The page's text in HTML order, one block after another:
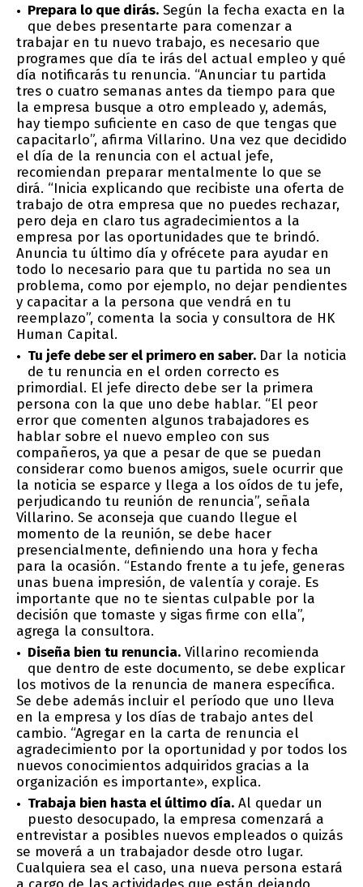
Prepara lo que dirás. Según la fecha exacta en la
que debes presentarte para comenzar a
trabajar en tu nuevo trabajo, es necesario que
programes que día te irás del actual empleo y qué
día notificarás tu renuncia. “Anunciar tu partida
tres o cuatro semanas antes da tiempo para que
la empresa busque a otro empleado y, además,
hay tiempo suficiente en caso de que tengas que
capacitarlo”, afirma Villarino. Una vez que decidido
el día de la renuncia con el actual jefe,
recomiendan preparar mentalmente lo que se
dirá. “Inicia explicando que recibiste una oferta de
trabajo de otra empresa que no puedes rechazar,
pero deja en claro tus agradecimientos a la
empresa por las oportunidades que te brindó.
Anuncia tu último día y ofrécete para ayudar en
todo lo necesario para que tu partida no sea un
problema, como por ejemplo, no dejar pendientes
y capacitar a la persona que vendrá en tu
reemplazo”, comenta la socia y consultora de HK
Human Capital.
Tu jefe debe ser el primero en saber. Dar la noticia
de tu renuncia en el orden correcto es
primordial. El jefe directo debe ser la primera
persona con la que uno debe hablar. “El peor
error que comenten algunos trabajadores es
hablar sobre el nuevo empleo con sus
compañeros, ya que a pesar de que se puedan
considerar como buenos amigos, suele ocurrir que
la noticia se esparce y llega a los oídos de tu jefe,
perjudicando tu reunión de renuncia”, señala
Villarino. Se aconseja que cuando llegue el
momento de la reunión, se debe hacer
presencialmente, definiendo una hora y fecha
para la ocasión. “Estando frente a tu jefe, generas
unas buena impresión, de valentía y coraje. Es
importante que no te sientas culpable por la
decisión que tomaste y sigas firme con ella”,
agrega la consultora.
Diseña bien tu renuncia. Villarino recomienda
que dentro de este documento, se debe explicar
los motivos de la renuncia de manera específica.
Se debe además incluir el período que uno lleva
en la empresa y los días de trabajo antes del
cambio. “Agregar en la carta de renuncia el
agradecimiento por la oportunidad y por todos los
nuevos conocimientos adquiridos gracias a la
organización es importante», explica.
Trabaja bien hasta el último día. Al quedar un
puesto desocupado, la empresa comenzará a
entrevistar a posibles nuevos empleados o quizás
se moverá a un trabajador desde otro lugar.
Cualquiera sea el caso, una nueva persona estará